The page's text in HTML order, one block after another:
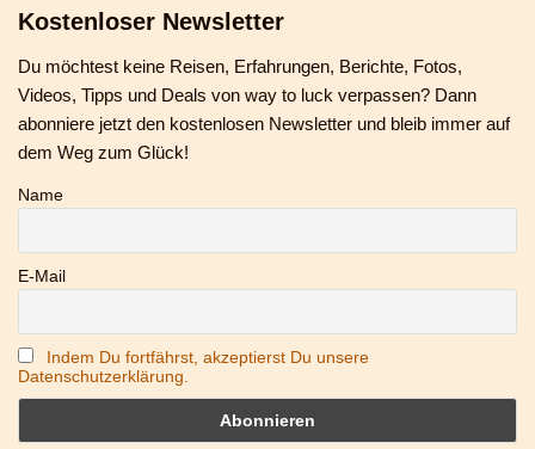
Kostenloser Newsletter
Du möchtest keine Reisen, Erfahrungen, Berichte, Fotos,
Videos, Tipps und Deals von way to luck verpassen? Dann
abonniere jetzt den kostenlosen Newsletter und bleib immer auf
dem Weg zum Glück!
Name
E-Mail
Indem Du fortfährst, akzeptierst Du unsere
Datenschutzerklärung.